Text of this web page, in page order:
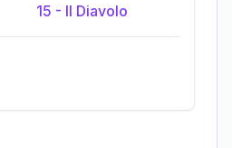
15 - Il Diavolo